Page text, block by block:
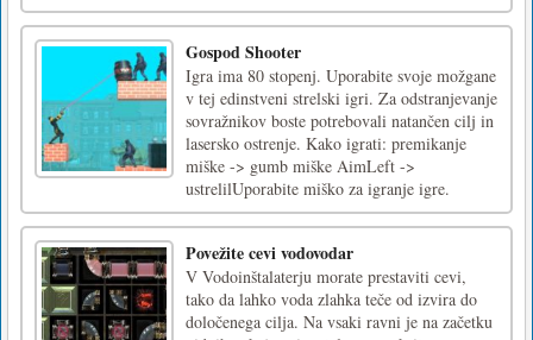
Gospod Shooter
Igra ima 80 stopenj. Uporabite svoje možgane
v tej edinstveni strelski igri. Za odstranjevanje
sovražnikov boste potrebovali natančen cilj in
lasersko ostrenje. Kako igrati: premikanje
miške -> gumb miške AimLeft ->
ustrelilUporabite miško za igranje igre.
Povežite cevi vodovodar
V Vodoinštalaterju morate prestaviti cevi,
tako da lahko voda zlahka teče od izvira do
določenega cilja. Na vsaki ravni je na začetku